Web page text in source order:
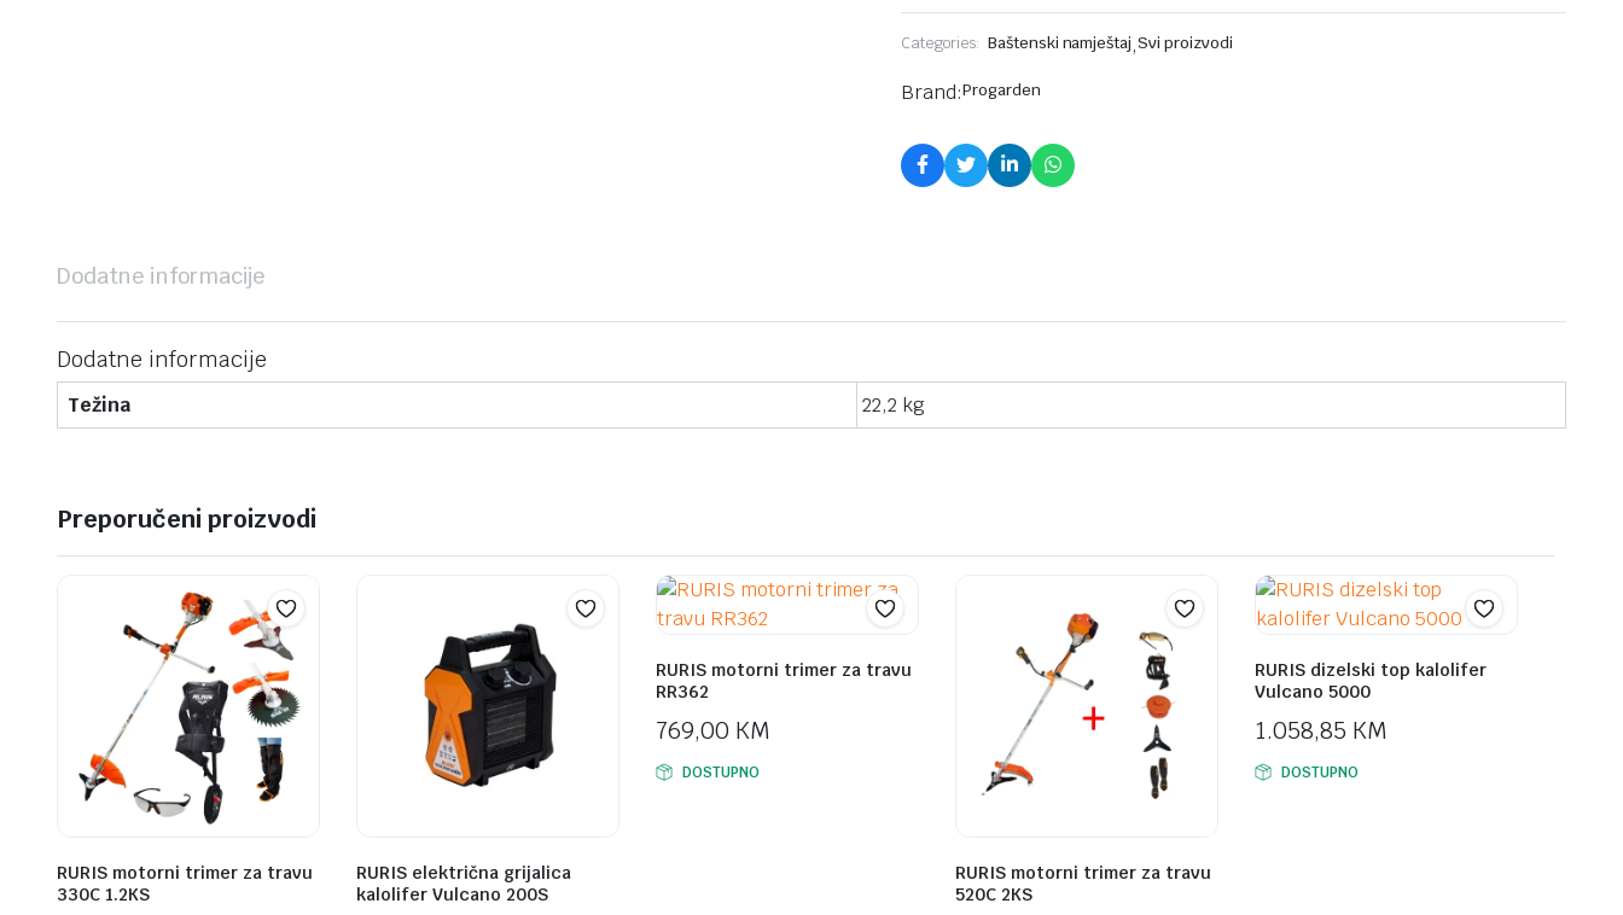
Categories: Baštenski namještaj,Svi proizvodi
Brand:Progarden
Dodatne informacije
Dodatne informacije
Težina 22,2 kg
Preporučeni proizvodi
RURIS motorni trimer za travu
330C 1.2KS
RURIS električna grijalica
kalolifer Vulcano 200S
RURIS motorni trimer za travu
RR362
769,00 KM
DOSTUPNO
RURIS motorni trimer za travu
520C 2KS
RURIS dizelski top kalolifer
Vulcano 5000
1.058,85 KM
DOSTUPNO